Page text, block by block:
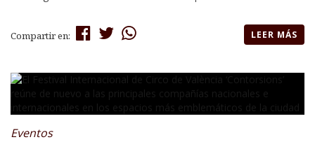
Compartir en: LEER MÁS
Eventos